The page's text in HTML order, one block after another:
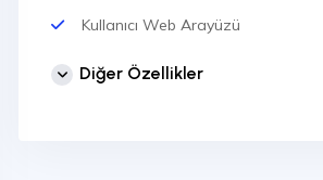
Kullanıcı Web Arayüzü
Sınırsız Domain Ekleme
Diğer Özellikler